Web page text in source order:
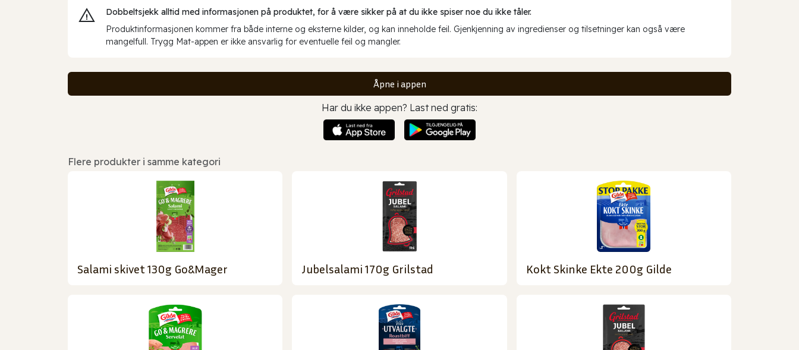
Dobbeltsjekk alltid med informasjonen på produktet, for å være sikker på at du ikke spiser noe du ikke tåler.
Produktinformasjonen kommer fra både interne og eksterne kilder, og kan inneholde feil. Gjenkjenning av ingredienser og tilsetninger kan også være
mangelfull. Trygg Mat-appen er ikke ansvarlig for eventuelle feil og mangler.
Åpne i appen
Har du ikke appen? Last ned gratis:
Flere produkter i samme kategori
Salami skivet 130g Go&Mager Jubelsalami 170g Grilstad Kokt Skinke Ekte 200g Gilde